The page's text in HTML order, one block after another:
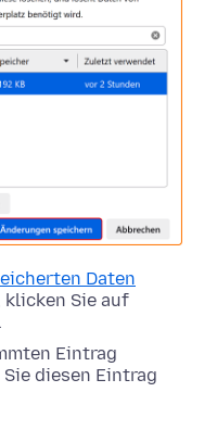
Daten
klicken Sie auf
.
Eintrag
diesen Eintrag